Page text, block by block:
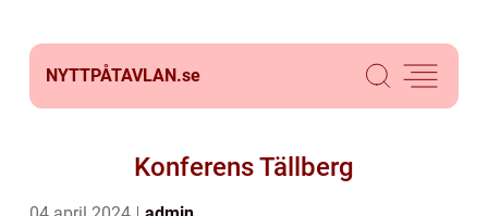
NYTTPÅTAVLAN.se
Konferens Tällberg